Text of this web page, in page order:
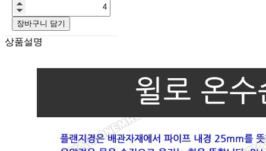
장바구니 담기
상품설명